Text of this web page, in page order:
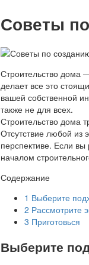
Советы
Строительство дома
делает все это
вашей собственной
также не для всех.
Строительство дома
Отсутствие любой из
перспективе. Если
началом
Содержание
1 Выберите
2 Рассмотрите
3 Приготовься
Выберите